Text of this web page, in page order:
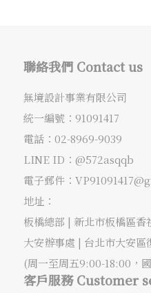
聯絡我們 Contact us
無境設計事業有限公司
統一編號：91091417
電話： 02-8969-9039
LINE ID：@572asqqb
電子郵件：
地址：
板橋總部 | 新北市板橋區香
大安辦事處 | 台北市大安區
(周一至周五9:00-18:00，
客戶服務 Customer